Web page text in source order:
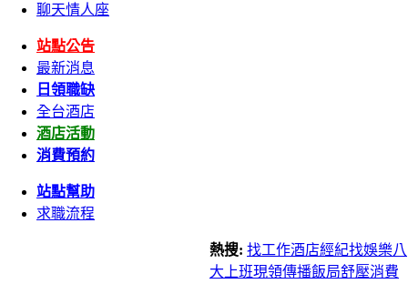
聊天情人座
站點公告
最新消息
日領職缺
全台酒店
酒店活動
消費預約
站點幫助
求職流程
熱搜: 找工作酒店經紀找娛樂八
大上班現領傳播飯局舒壓消費